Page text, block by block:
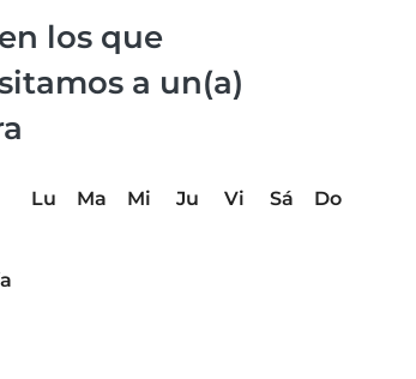
los que
a un(a)
Lu Ma Mi Ju Vi Sá
Do